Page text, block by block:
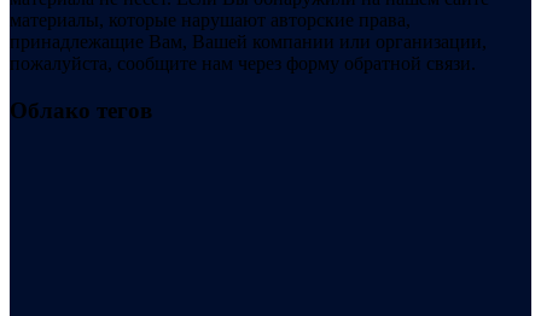
материалы, которые нарушают авторские права,
принадлежащие Вам, Вашей компании или организации,
пожалуйста, сообщите нам через форму обратной связи.
Облако тегов